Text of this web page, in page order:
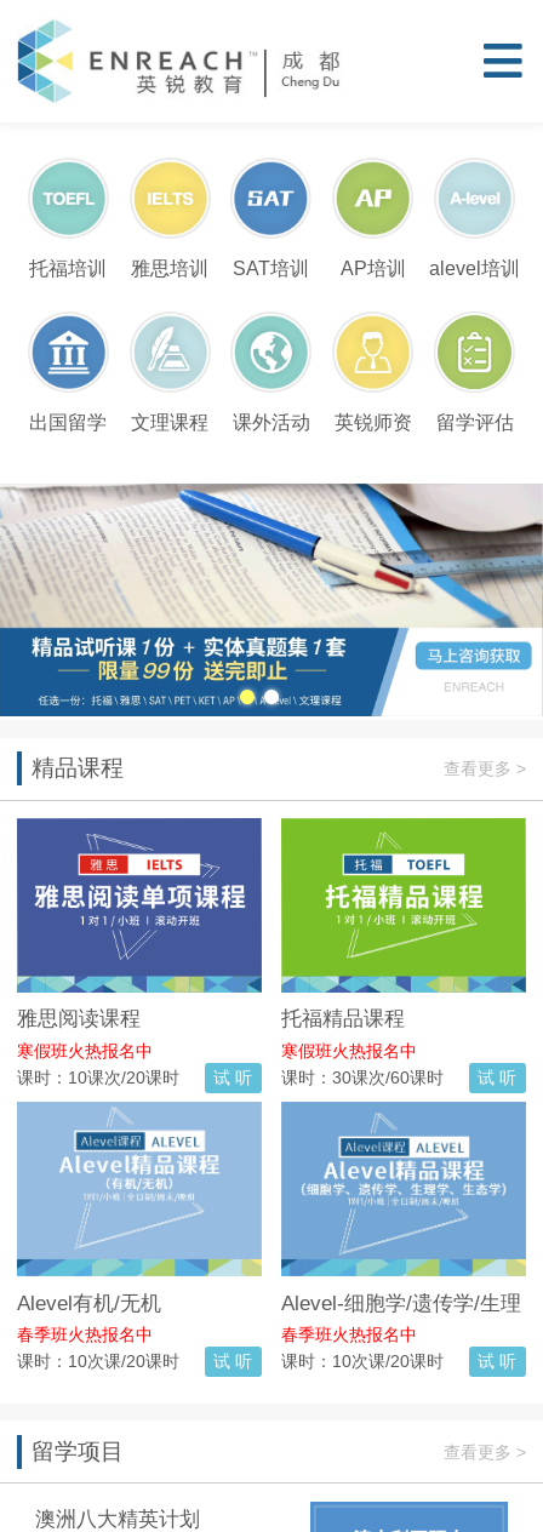
托福培训 雅思培训 SAT培训 AP培训 alevel培训
出国留学 文理课程 课外活动 英锐师资 留学评估
精品课程 查看更多 >
雅思阅读课程
寒假班火热报名中
课时：10课次/20课时
试 听
托福精品课程
寒假班火热报名中
课时：30课次/60课时
试 听
Alevel有机/无机
春季班火热报名中
课时：10次课/20课时
试 听
Alevel-细胞学/遗传学/生理
学/生态学
春季班火热报名中
课时：10次课/20课时
试 听
留学项目 查看更多 >
澳洲八大精英计划